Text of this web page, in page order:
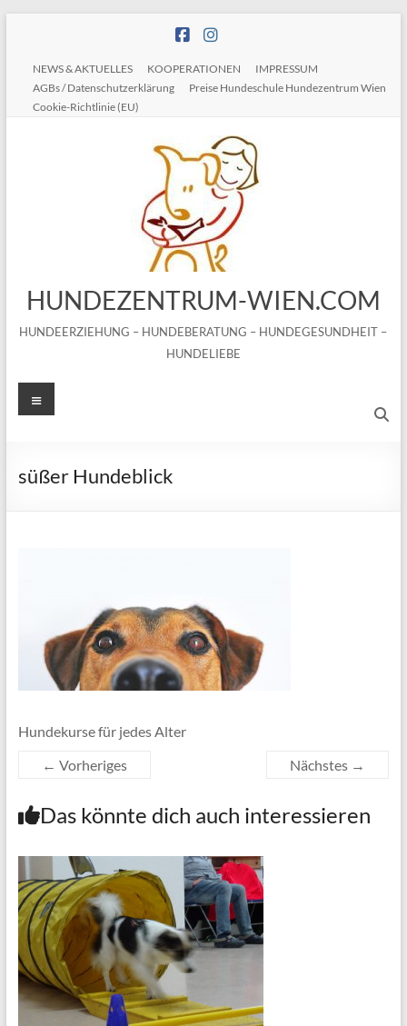
NEWS & AKTUELLES KOOPERATIONEN
IMPRESSUM
AGBs / Datenschutzerklärung
Preise Hundeschule Hundezentrum Wien
Cookie-Richtlinie (EU)
HUNDEZENTRUM-WIEN.COM
HUNDEERZIEHUNG – HUNDEBERATUNG – HUNDEGESUNDHEIT –
HUNDELIEBE
Menü
süßer Hundeblick
Hundekurse für jedes Alter
← Vorheriges
Nächstes →
Das könnte dich auch interessieren